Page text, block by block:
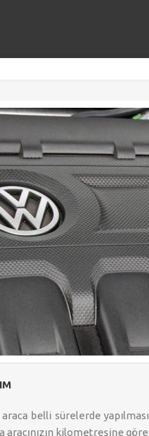
belli sürelerde
aracınızın kilometresine